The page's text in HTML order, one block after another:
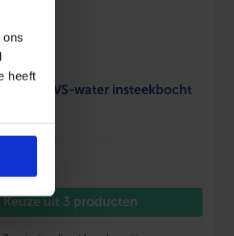
heeft
press RVS-water insteekbocht
Keuze uit 3 producten